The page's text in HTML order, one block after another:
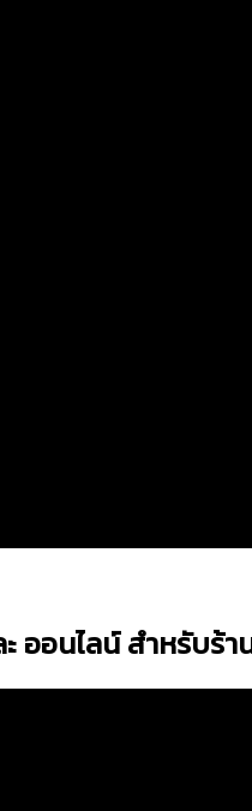
ออนไลน์ สำหรับร้